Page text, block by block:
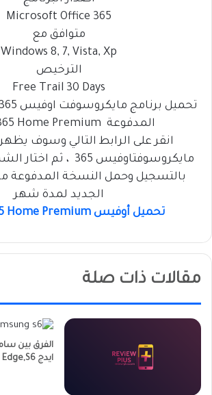
Microsoft Office 365
متوافق مع
Windows 8, 7, Vista, Xp
الترخيص
Free Trail 30 Days
المدفوعة Office 365 Home Premium
انقر على الرابط التالي وسوف
مايكروسوفتاوفيس 365 ،
الجديد لمدة شهر
تحميل أوفيس Office 365 Home Premium
مقالات ذات صلة
ايدج S6 Edge,S6